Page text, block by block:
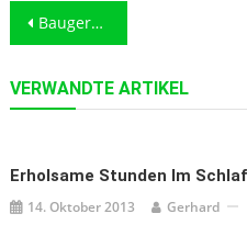
Baugerüste
VERWANDTE ARTIKEL
Erholsame Stunden Im
14. Oktober 2013 Gerhard